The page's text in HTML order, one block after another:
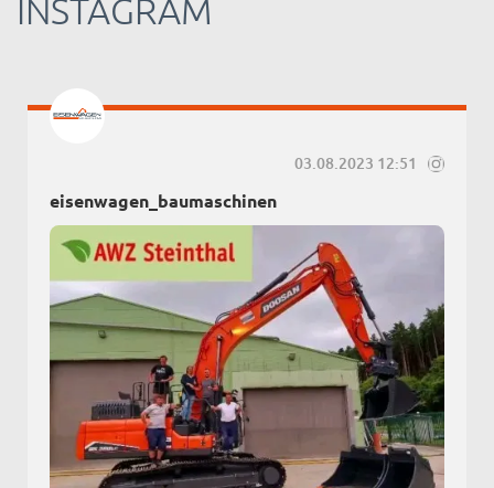
INSTAGRAM
03.08.2023 12:51
eisenwagen_baumaschinen